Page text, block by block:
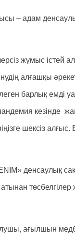
– адам
жұмыс
алғашқы
барлық
кезінде
шексіз
денсаулық
атынан
ағылшын